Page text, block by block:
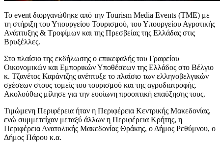
Το event διοργανώθηκε από την Tourism Media Events (TME) με
τη στήριξη του Υπουργείου Τουρισμού, του Υπουργείου Αγροτικής
Ανάπτυξης & Τροφίμων και της Πρεσβείας της Ελλάδας στις
Βρυξέλλες.
Στο πλαίσιο της εκδήλωσης ο επικεφαλής του Γραφείου
Οικονομικών και Εμπορικών Υποθέσεων της Ελλάδος στο Βέλγιο
κ. Τζανέτος Καράντζης ανέπτυξε το πλαίσιο των ελληνοβελγικών
σχέσεων στους τομείς του τουρισμού και της αγροδιατροφής.
Ακολούθως μίλησε για την ευοίωνη προοπτική επαύξησης τους.
Τιμώμενη Περιφέρεια ήταν η Περιφέρεια Κεντρικής Μακεδονίας,
ενώ συμμετείχαν μεταξύ άλλων η Περιφέρεια Κρήτης, η
Περιφέρεια Ανατολικής Μακεδονίας Θράκης, ο Δήμος Ρεθύμνου, ο
Δήμος Πάρου κ.α.